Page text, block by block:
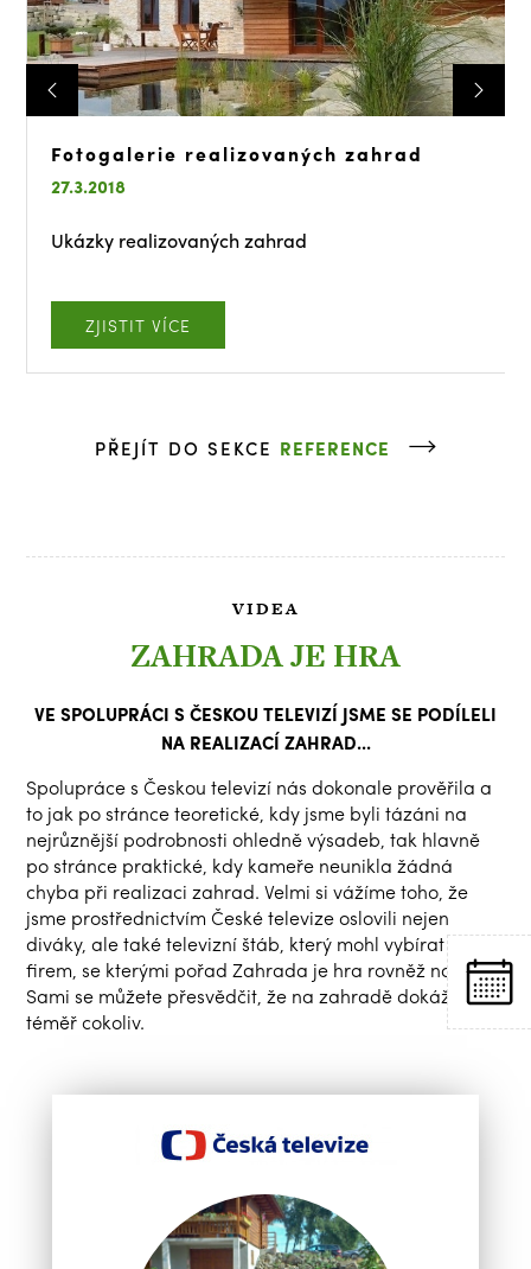
Fotogalerie realizovaných zahrad
27.3.2018
Ukázky realizovaných zahrad
ZJISTIT VÍCE
PŘEJÍT DO SEKCE REFERENCE
VIDEA
ZAHRADA JE HRA
VE SPOLUPRÁCI S ČESKOU TELEVIZÍ JSME SE PODÍLELI
NA REALIZACÍ ZAHRAD...
Spolupráce s Českou televizí nás dokonale prověřila a
to jak po stránce teoretické, kdy jsme byli tázáni na
nejrůznější podrobnosti ohledně výsadeb, tak hlavně
po stránce praktické, kdy kameře neunikla žádná
chyba při realizaci zahrad. Velmi si vážíme toho, že
jsme prostřednictvím České televize oslovili nejen
diváky, ale také televizní štáb, který mohl vybírat z 20
firem, se kterými pořad Zahrada je hra rovněž natáčel.
Sami se můžete přesvědčit, že na zahradě dokážeme
téměř cokoliv.